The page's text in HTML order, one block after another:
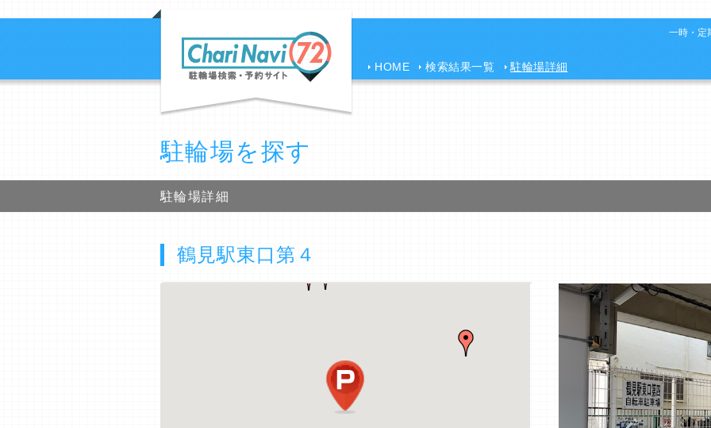
一時・定
HOME 検索結果一覧 駐輪場詳細
駐輪場を探す
駐輪場詳細
鶴見駅東口第４